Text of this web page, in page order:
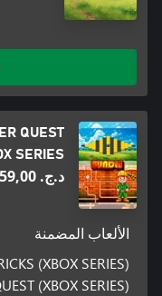
QUEST
SERIES)
د.ج.‏ 859,00
الألعاب المضمنة
(XBOX SERIES)
(XBOX SERIES)